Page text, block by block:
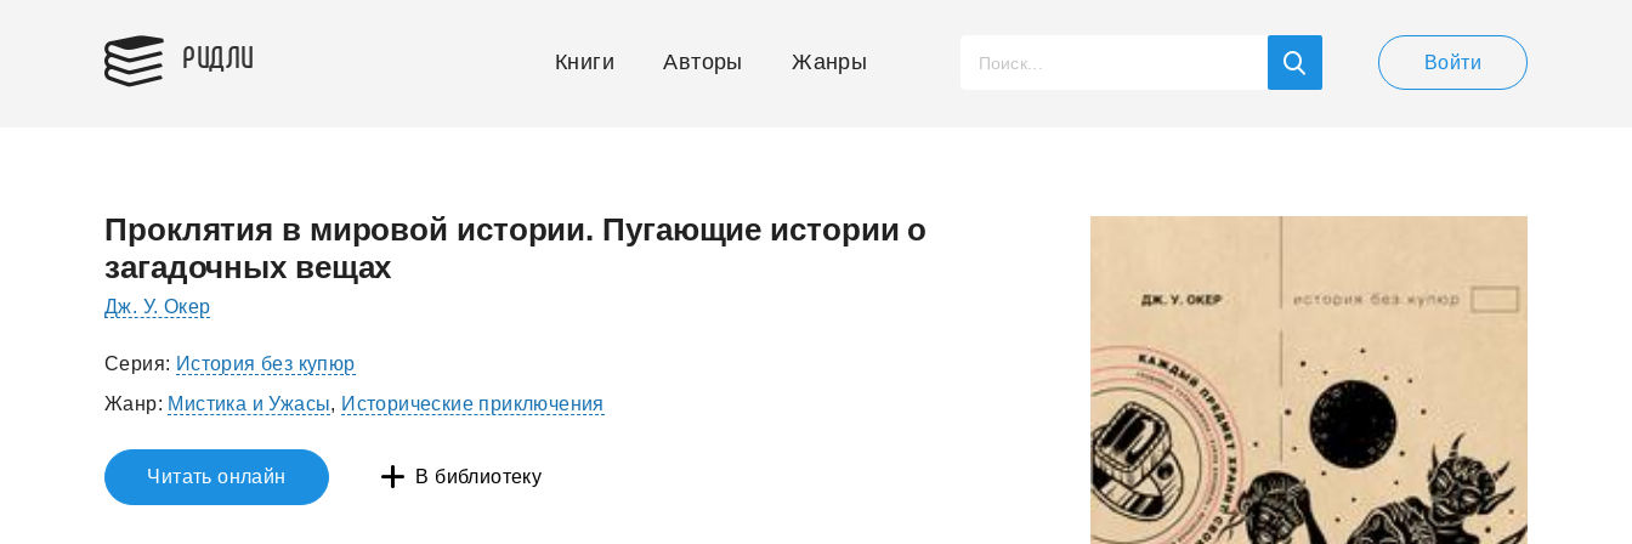
РИДЛИ Книги Авторы Жанры Войти
Проклятия в мировой истории. Пугающие истории о
загадочных вещах
Дж. У. Окер
Серия: История без купюр
Жанр: Мистика и Ужасы, Исторические приключения
Читать онлайн В библиотеку